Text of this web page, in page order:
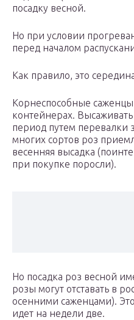
посадку весной.
Но при условии
перед началом
Как правило, это
Корнеспособные
контейнерах.
период путем перевалки
многих сортов роз
весенняя высадка
при покупке поросли).
Но посадка роз весной
розы могут отставать в
осенними саженцами).
идет на недели две.